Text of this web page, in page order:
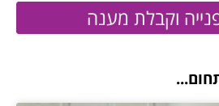
וקבלת מענה